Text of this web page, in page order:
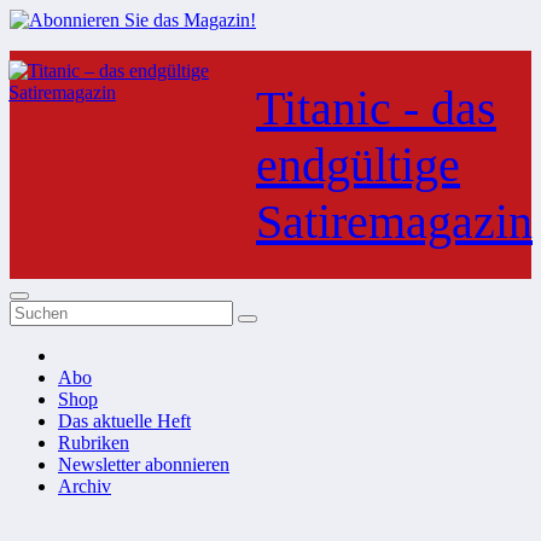
Zum
Inhalt
springen
Titanic - das
endgültige
Satiremagazin
Abo
Shop
Das aktuelle Heft
Rubriken
Newsletter abonnieren
Archiv